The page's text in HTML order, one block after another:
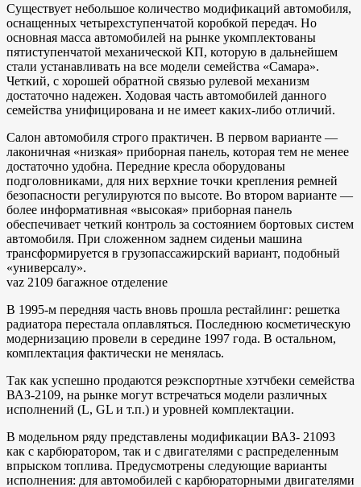
Существует небольшое количество модификаций автомобиля,
оснащенных четырехступенчатой коробкой передач. Но
основная масса автомобилей на рынке укомплектованы
пятиступенчатой механической КП, которую в дальнейшем
стали устанавливать на все модели семейства «Самара».
Четкий, с хорошей обратной связью рулевой механизм
достаточно надежен. Ходовая часть автомобилей данного
семейства унифицирована и не имеет каких-либо отличий.
Салон автомобиля строго практичен. В первом варианте —
лаконичная «низкая» приборная панель, которая тем не менее
достаточно удобна. Передние кресла оборудованы
подголовниками, для них верхние точки крепления ремней
безопасности регулируются по высоте. Во втором варианте —
более информативная «высокая» приборная панель
обеспечивает четкий контроль за состоянием бортовых систем
автомобиля. При сложенном заднем сиденьи машина
трансформируется в грузопассажирский вариант, подобный
«универсалу».
vaz 2109 багажное отделение
В 1995-м передняя часть вновь прошла рестайлинг: решетка
радиатора перестала оплавляться. Последнюю косметическую
модернизацию провели в середине 1997 года. В остальном,
комплектация фактически не менялась.
Так как успешно продаются реэкспортные хэтчбеки семейства
ВАЗ-2109, на рынке могут встречаться модели различных
исполнений (L, GL и т.п.) и уровней комплектации.
В модельном ряду представлены модификации ВАЗ- 21093
как с карбюратором, так и с двигателями с распределенным
впрыском топлива. Предусмотрены следующие варианты
исполнения: для автомобилей с карбюраторными двигателями